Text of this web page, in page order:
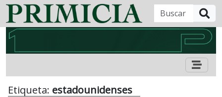
Etiqueta: estadounidenses